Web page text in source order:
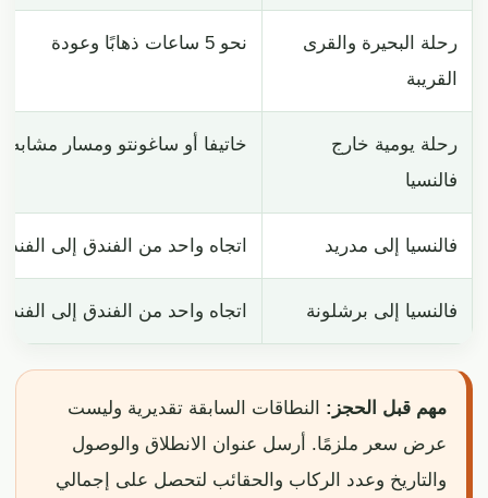
رحلة البحيرة والقرى
القريبة
نحو 5 ساعات ذهابًا وعودة
رحلة يومية خارج
فالنسيا
خاتيفا أو ساغونتو ومسار مشابه
فالنسيا إلى مدريد اتجاه واحد من الفندق إلى
فالنسيا إلى برشلونة اتجاه واحد من الفندق إلى
مهم قبل الحجز: النطاقات السابقة تقديرية وليست
عرض سعر ملزمًا. أرسل عنوان الانطلاق والوصول
والتاريخ وعدد الركاب والحقائب لتحصل على إجمالي